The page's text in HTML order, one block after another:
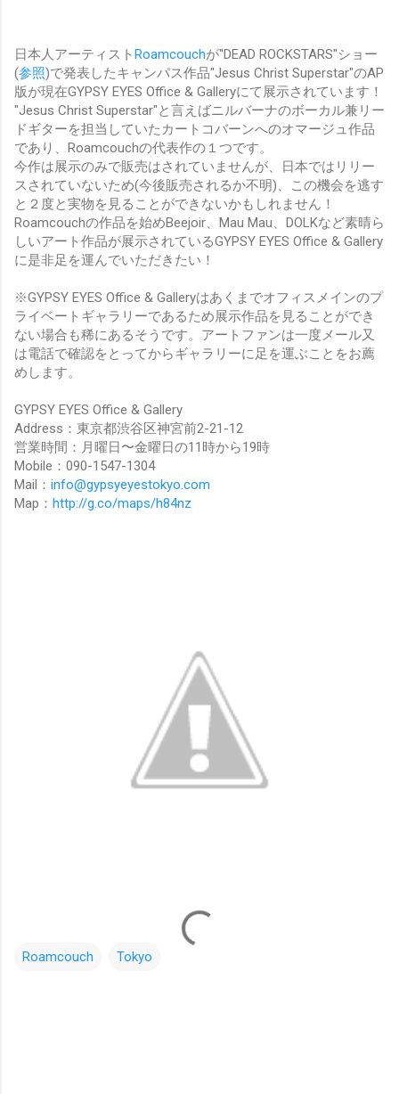
日本人アーティスト Roamcouchが"DEAD ROCKSTARS"ショー
(参照)で発表したキャンパス作品"Jesus Christ Superstar"のAP
版が現在GYPSY EYES Office & Galleryにて展示されています！
"Jesus Christ Superstar"と言えばニルバーナのボーカル兼リー
ドギターを担当していたカートコバーンへのオマージュ作品
であり、Roamcouchの代表作の１つです。
今作は展示のみで販売はされていませんが、日本ではリリー
スされていないため(今後販売されるか不明)、この機会を逃す
と２度と実物を見ることができないかもしれません！
Roamcouchの作品を始めBeejoir、Mau Mau、DOLKなど素晴ら
しいアート作品が展示されているGYPSY EYES Office & Gallery
に是非足を運んでいただきたい！
※GYPSY EYES Office & Galleryはあくまでオフィスメインのプ
ライベートギャラリーであるため展示作品を見ることができ
ない場合も稀にあるそうです。アートファンは一度メール又
は電話で確認をとってからギャラリーに足を運ぶことをお薦
めします。
GYPSY EYES Office & Gallery
Address：東京都渋谷区神宮前2-21-12
営業時間：月曜日〜金曜日の11時から19時
Mobile：090-1547-1304
Mail： info@gypsyeyestokyo.com
Map： http://g.co/maps/h84nz
Roamcouch Tokyo